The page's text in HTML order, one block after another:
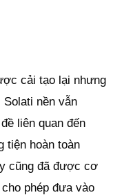
cải tạo lại nhưng
nền vẫn
liên quan đến
tiện hoàn toàn
cũng đã được cơ
phép đưa vào